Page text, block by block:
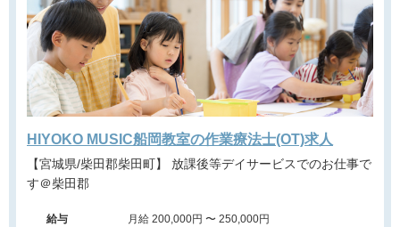
HIYOKO MUSIC船岡教室の作業療法士(OT)求人
【宮城県/柴田郡柴田町】 放課後等デイサービスでのお仕事で
す＠柴田郡
給与
月給 200,000円 〜 250,000円